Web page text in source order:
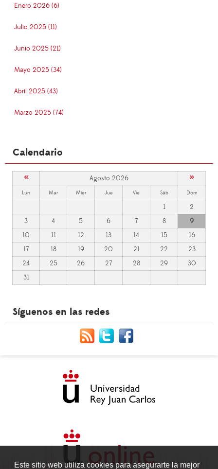
Este sitio web utiliza cookies para asegurarte la mejor
Enero 2026 (6)
Julio 2025 (11)
Junio 2025 (21)
Mayo 2025 (34)
Abril 2025 (43)
Marzo 2025 (74)
Calendario
« Agosto 2026 »
Lun Mar Mier Jue Vie Sáb Dom
1
2
3
4 5 6 7 8
9
10
11 12 13 14 15
16
17
18 19 20 21 22
23
24
25 26 27 28 29
30
31
Síguenos en las redes